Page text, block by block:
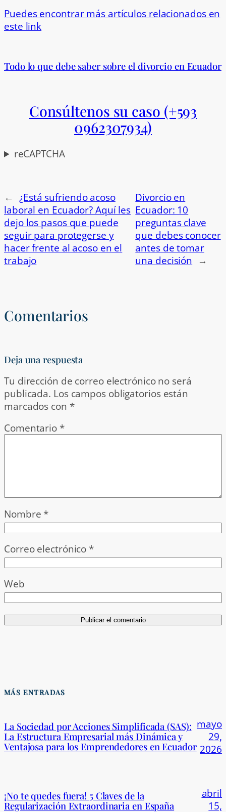
Puedes encontrar más artículos relacionados en
este link
Todo lo que debe saber sobre el divorcio en Ecuador
Consúltenos su caso (+593
0962307934)
reCAPTCHA
← ¿Está sufriendo acoso
laboral en Ecuador? Aquí les
dejo los pasos que puede
seguir para protegerse y
hacer frente al acoso en el
trabajo
Divorcio en
Ecuador: 10
preguntas clave
que debes conocer
antes de tomar
una decisión
→
Comentarios
Deja una respuesta
Tu dirección de correo electrónico no será
publicada. Los campos obligatorios están
marcados con *
Comentario *
Nombre *
Correo electrónico *
Web
MÁS ENTRADAS
La Sociedad por Acciones Simplificada (SAS):
La Estructura Empresarial más Dinámica y
Ventajosa para los Emprendedores en Ecuador
mayo
29,
2026
¡No te quedes fuera! 5 Claves de la
Regularización Extraordinaria en España
abril
15,